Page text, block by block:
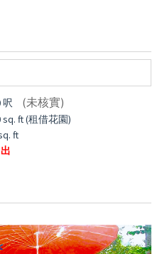
呎 (未核實)
sq. ft (租借花園)
ft